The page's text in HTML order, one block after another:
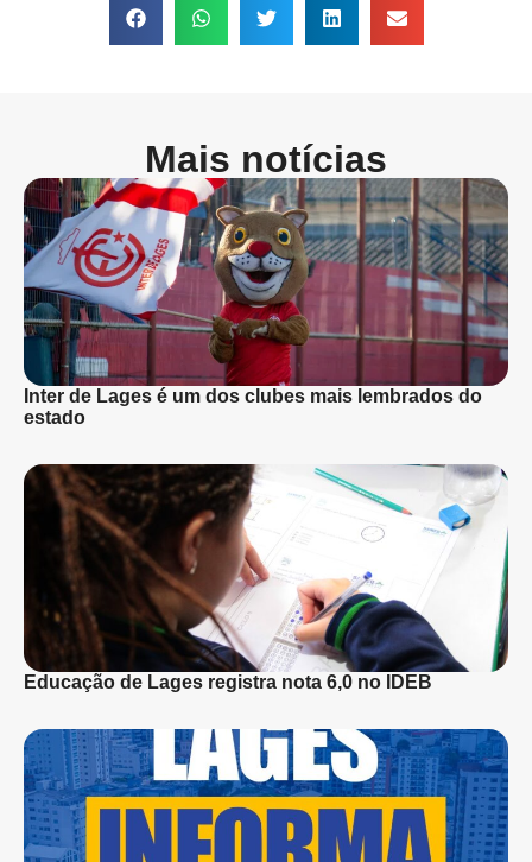
Mais notícias
Inter de Lages é um dos clubes mais lembrados do
estado
Educação de Lages registra nota 6,0 no IDEB